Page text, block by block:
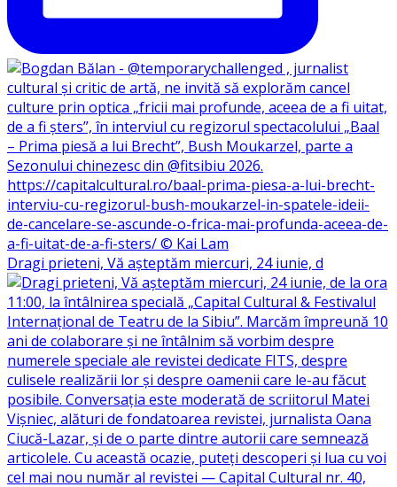
Dragi prieteni, Vă așteptăm miercuri, 24 iunie, d